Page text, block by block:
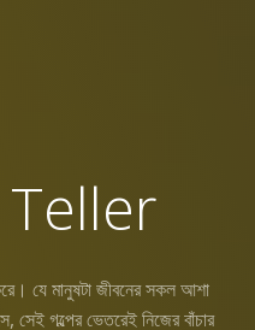
যে মানুষটা জীবনের সকল আশা
সেই গল্পের ভেতরেই নিজের বাঁচার